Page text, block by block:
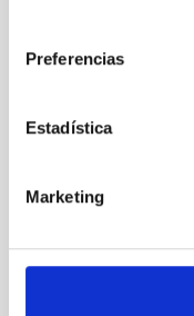
Preferencias
Estadística
Marketing